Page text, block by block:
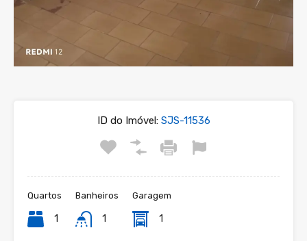
ID do Imóvel:SJS-11536
Quartos
1
Banheiros
1
Garagem
1